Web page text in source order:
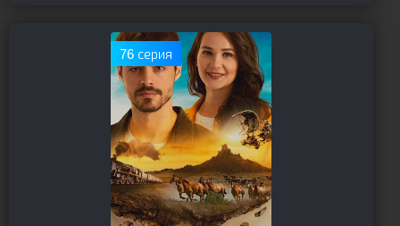
76 серия